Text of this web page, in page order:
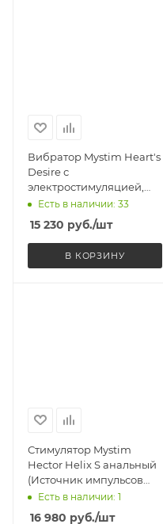
Вибратор Mystim Heart's
Desire с
электростимуляцией,
черный
Есть в наличии: 33
15 230 руб./шт
В КОРЗИНУ
Стимулятор Mystim
Hector Helix S анальный
(Источник импульсов
приобретается
Есть в наличии: 1
16 980 руб./шт